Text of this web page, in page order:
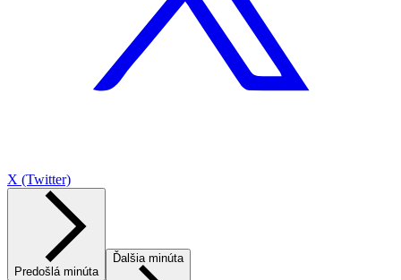
X (Twitter)
Predošlá minúta
Ďalšia minúta